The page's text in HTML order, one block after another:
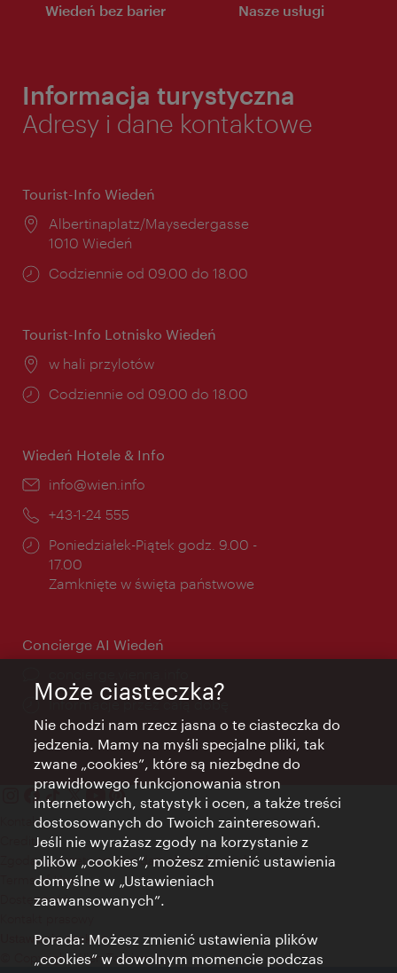
Wiedeń bez barier Nasze usługi
Informacja turystyczna
Adresy i dane kontaktowe
Tourist-Info Wiedeń
Miejsce:
Albertinaplatz/Maysedergasse
1010 Wiedeń
Godziny
Codziennie od 09.00 do 18.00
Tourist-Info Lotnisko Wiedeń
Miejsce:
w hali przylotów
Godziny
Codziennie od 09.00 do 18.00
Wiedeń Hotele & Info
E-
info@wien.info
Telefon:
+43-1-24 555
Godziny
otwarcia:
Poniedziałek-Piątek godz. 9.00 -
17.00
Zamknięte w święta państwowe
Concierge AI Wiedeń
Informacje przez całą dobę
Kontakt
Credits
Zgoda na przetwarzanie danych osobowych
Terms of Use
Dostępność
Ustawienia cookies
© Copyright Wien Tourismus
Może ciasteczka?
Nie chodzi nam rzecz jasna o te ciasteczka do
jedzenia. Mamy na myśli specjalne pliki, tak
zwane „cookies”, które są niezbędne do
prawidłowego funkcjonowania stron
internetowych, statystyk i ocen, a także treści
dostosowanych do Twoich zainteresowań.
Jeśli nie wyrażasz zgody na korzystanie z
plików „cookies”, możesz zmienić ustawienia
domyślne w „Ustawieniach
zaawansowanych”.
Porada: Możesz zmienić ustawienia plików
„cookies” w dowolnym momencie podczas